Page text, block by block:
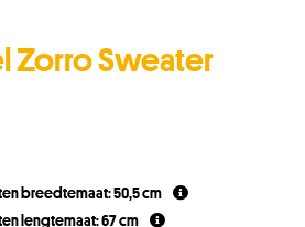
Zorro Sweater
breedtemaat: 50,5 cm
lengtemaat: 67 cm